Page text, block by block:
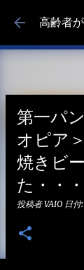
ス
第一パ
オピア
焼きビ
た・・・
投稿者VAIO 日付: